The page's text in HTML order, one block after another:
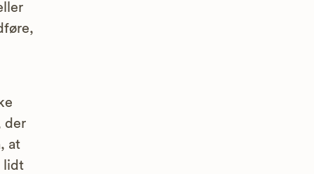
der
at
lidt